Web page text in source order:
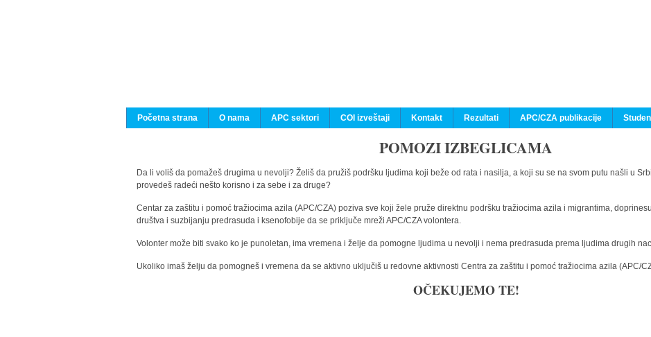
Početna strana
O nama APC sektori COI izveštaji Kontakt Rezultati APC/CZA publikacije
POMOZI IZBEGLICAMA
Da li voliš da pomažeš drugima u nevolji? Želiš da pružiš podršku ljudima koji beže od rata i nasilja, a koji su se na svom putu našli u
provedeš radeći nešto korisno i za sebe i za druge?
Centar za zaštitu i pomoć tražiocima azila (APC/CZA) poziva sve koji žele pruže direktnu podršku tražiocima azila i migrantima,
društva i suzbijanju predrasuda i ksenofobije da se priključe mreži APC/CZA volontera.
Volonter može biti svako ko je punoletan, ima vremena i želje da pomogne ljudima u nevolji i nema predrasuda prema ljudima drugih
Ukoliko imaš želju da pomogneš i vremena da se aktivno uključiš u redovne aktivnosti Centra za zaštitu i pomoć tražiocima azila (APC/
OČEKUJEMO TE!